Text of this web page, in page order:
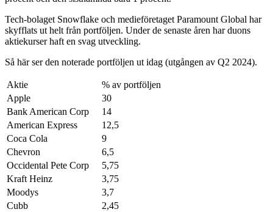
Tech-bolaget Snowflake och medieföretaget Paramount Global har
skyfflats ut helt från portföljen. Under de senaste åren har duons
aktiekurser haft en svag utveckling.
Så här ser den noterade portföljen ut idag (utgången av Q2 2024).
Aktie
% av portföljen
Apple
30
Bank American Corp
14
American Express
12,5
Coca Cola
9
Chevron
6,5
Occidental Pete Corp
5,75
Kraft Heinz
3,75
Moodys
3,7
Cubb
2,45